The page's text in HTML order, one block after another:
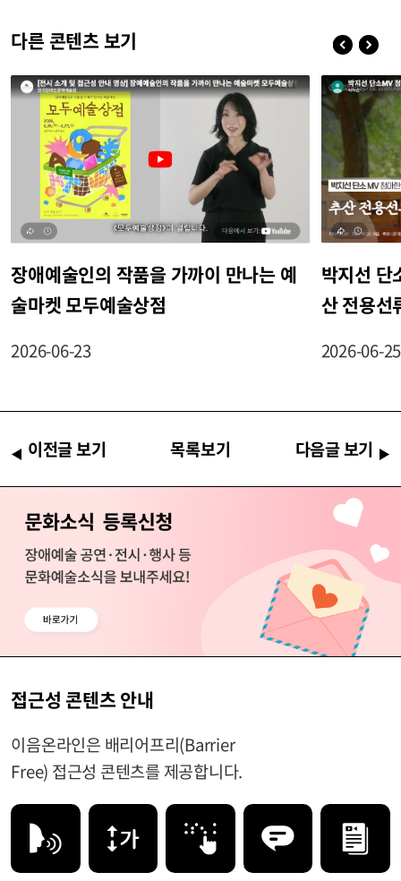
다른 콘텐츠 보기
장애예술인의 작품을 가까이 만나는 예
술마켓 모두예술상점
2026-06-23
박지선 단
산 전용선
2026-06-25
이전글 보기 목록보기 다음글 보기
접근성 콘텐츠 안내
이음온라인은 배리어프리(Barrier
Free) 접근성 콘텐츠를 제공합니다.